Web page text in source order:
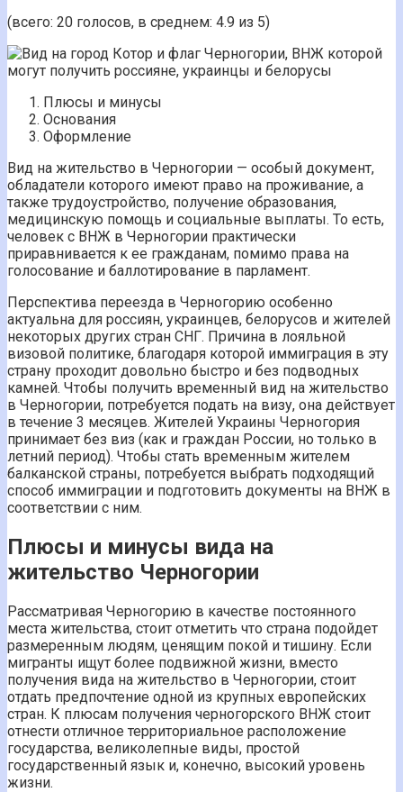
(всего: 20 голосов, в среднем: 4.9 из 5)
Плюсы и минусы
Основания
Оформление
Вид на жительство в Черногории — особый документ,
обладатели которого имеют право на проживание, а
также трудоустройство, получение образования,
медицинскую помощь и социальные выплаты. То есть,
человек с ВНЖ в Черногории практически
приравнивается к ее гражданам, помимо права на
голосование и баллотирование в парламент.
Перспектива переезда в Черногорию особенно
актуальна для россиян, украинцев, белорусов и жителей
некоторых других стран СНГ. Причина в лояльной
визовой политике, благодаря которой иммиграция в эту
страну проходит довольно быстро и без подводных
камней. Чтобы получить временный вид на жительство
в Черногории, потребуется подать на визу, она действует
в течение 3 месяцев. Жителей Украины Черногория
принимает без виз (как и граждан России, но только в
летний период). Чтобы стать временным жителем
балканской страны, потребуется выбрать подходящий
способ иммиграции и подготовить документы на ВНЖ в
соответствии с ним.
Плюсы и минусы вида на
жительство Черногории
Рассматривая Черногорию в качестве постоянного
места жительства, стоит отметить что страна подойдет
размеренным людям, ценящим покой и тишину. Если
мигранты ищут более подвижной жизни, вместо
получения вида на жительство в Черногории, стоит
отдать предпочтение одной из крупных европейских
стран. К плюсам получения черногорского ВНЖ стоит
отнести отличное территориальное расположение
государства, великолепные виды, простой
государственный язык и, конечно, высокий уровень
жизни.